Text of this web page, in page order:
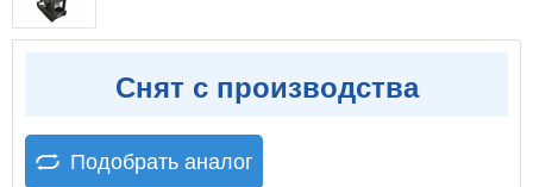
Снят с производства
Подобрать аналог